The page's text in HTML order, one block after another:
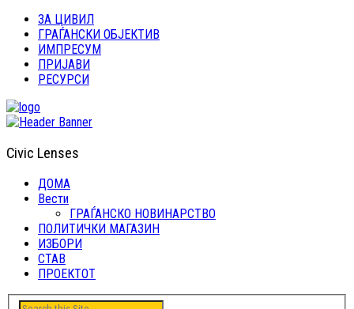
ЗА ЦИВИЛ
ГРАЃАНСКИ ОБЈЕКТИВ
ИМПРЕСУМ
ПРИЈАВИ
РЕСУРСИ
Civic Lenses
ДОМА
Вести
ГРАЃАНСКО НОВИНАРСТВО
ПОЛИТИЧКИ МАГАЗИН
ИЗБОРИ
СТАВ
ПРОЕКТОТ